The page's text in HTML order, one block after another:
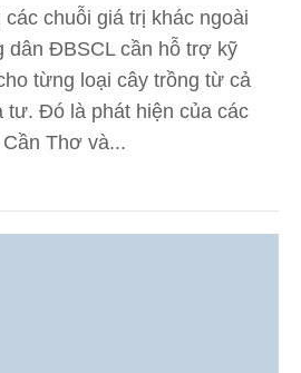
chuỗi giá trị khác ngoài
dân ĐBSCL cần hỗ trợ kỹ
từng loại cây trồng từ cả
tư. Đó là phát hiện của các
Thơ và...